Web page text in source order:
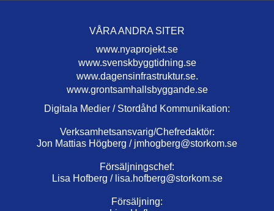
VÅRA ANDRA SITER
www.nyaprojekt.se
www.svenskbyggtidning.se
www.dagensinfrastruktur.se.
www.grontsamhallsbyggande.se
Digitala Medier / Stordåhd Kommunikation:
Verksamhetsansvarig/Chefredaktör:
Jon Mattias Högberg / jmhogberg@storkom.se
Försäljningschef:
Lisa Hofberg / lisa.hofberg@storkom.se
Försäljning: